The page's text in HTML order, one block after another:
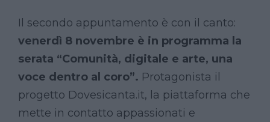
Il secondo appuntamento è con il canto:
venerdì 8 novembre è in programma la
serata “Comunità, digitale e arte, una
voce dentro al coro”. Protagonista il
progetto Dovesicanta.it, la piattaforma che
mette in contatto appassionati e